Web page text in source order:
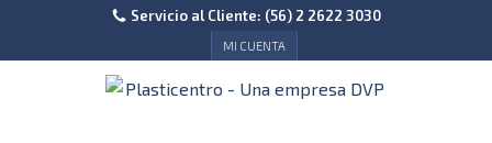
Servicio al Cliente: (56) 2 2622 3030
MI CUENTA